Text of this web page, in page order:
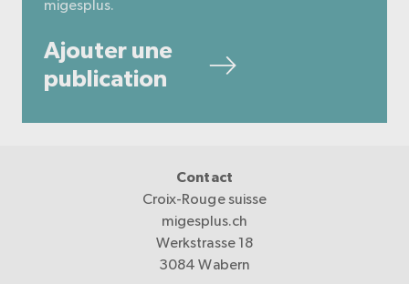
migesplus.
Ajouter une
publication
Contact
Croix-Rouge suisse
migesplus.ch
Werkstrasse 18
3084 Wabern